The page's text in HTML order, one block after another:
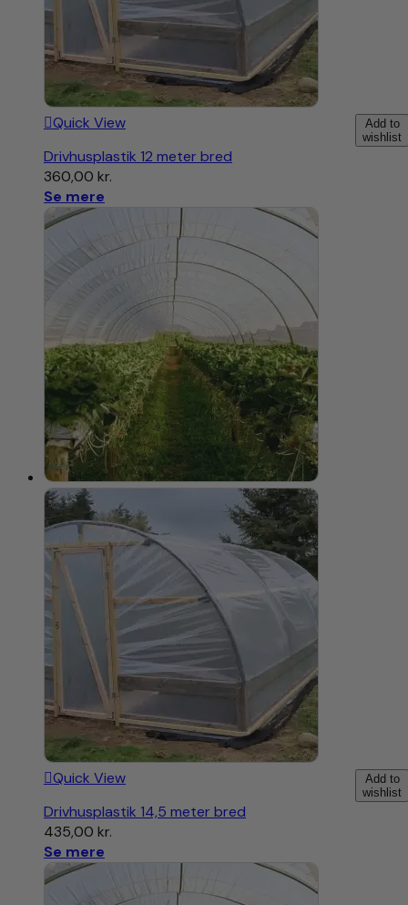
Add to
wishlist
Quick View
Drivhusplastik 12 meter bred
360,00 kr.
Se mere
Add to
wishlist
Quick View
Drivhusplastik 14,5 meter bred
435,00 kr.
Se mere